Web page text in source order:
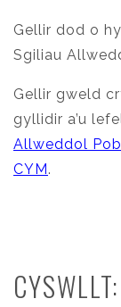
Gellir dod o
Sgiliau
Gellir gweld
gyllidir a’u
Allweddol
CYM.
CYSWLLT: